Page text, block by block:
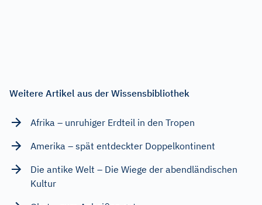
Weitere Artikel aus der Wissensbibliothek
Afrika – unruhiger Erdteil in den Tropen
Amerika – spät entdeckter Doppelkontinent
Die antike Welt – Die Wiege der abendländischen
Kultur